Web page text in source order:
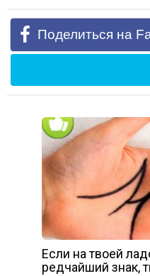
Поделиться на
Если на твоей
редчайший знак,